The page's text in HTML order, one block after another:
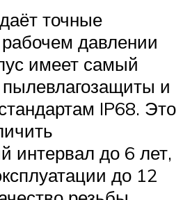
точные
давлении
имеет самый
и
IP68. Это
интервал до 6 лет,
до 12